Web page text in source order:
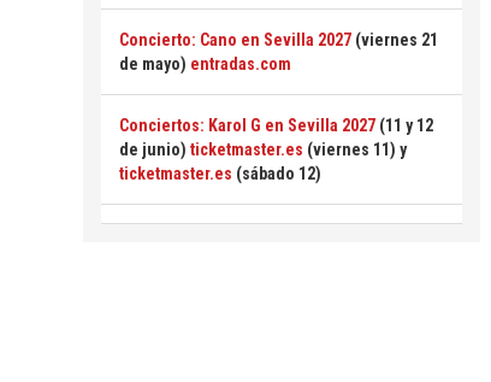
Concierto: Cano en Sevilla 2027 (viernes 21
de mayo) entradas.com
Conciertos: Karol G en Sevilla 2027 (11 y 12
de junio) ticketmaster.es (viernes 11) y
ticketmaster.es (sábado 12)